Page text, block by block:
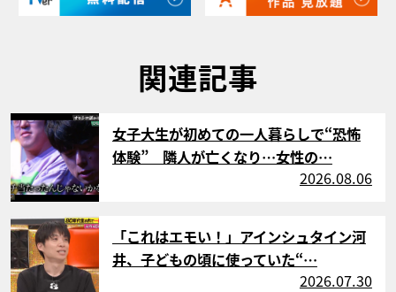
関連記事
サムネイル
女子大生が初めての一人暮らしで“恐怖
体験” 隣人が亡くなり…女性の…
2026.08.06
サムネイル
「これはエモい！」アインシュタイン河
井、子どもの頃に使っていた“…
2026.07.30